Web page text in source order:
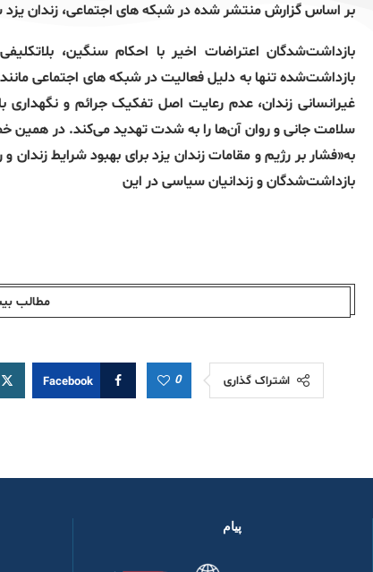
بر اساس ​گزارش‌ منتشر شده در شبکه های اجتماعی، زندان
بازداشت‌شدگان اعتراضات اخیر با احکام سنگین،
بازداشت‌شده تنها به دلیل فعالیت در شبکه های اجتماعی
غيرانسانی زندان، عدم رعایت اصل تفکیک جرائم و نگهداری
سلامت جانی و روان آن‌ها را به شدت تهدید می‌کند. ​در همین
به«فشار بر رژیم و مقامات زندان یزد برای بهبود شرایط
بازداشت‌شدگان و زندانیان سیاسی در این
مطالب
اشتراک گذاری 0
Facebook
پیام